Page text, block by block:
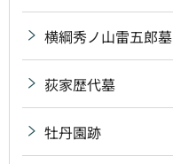
横綱秀ノ山雷五郎墓
荻家歴代墓
牡丹園跡